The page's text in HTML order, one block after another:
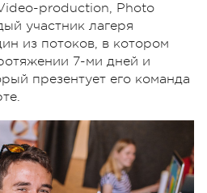
production, Photo
участник лагеря
из потоков, в котором
7-ми дней и
презентует его команда